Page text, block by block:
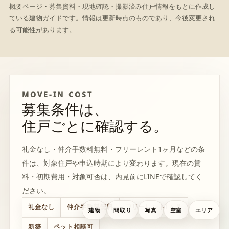
建物 間取り 写真 空室 エリア
概要ページ・募集資料・現地確認・撮影済み住戸情報をもとに作成し
ている建物ガイドです。情報は更新時点のものであり、今後変更され
る可能性があります。
MOVE-IN COST
募集条件は、
住戸ごとに確認する。
礼金なし・仲介手数料無料・フリーレント1ヶ月などの条
件は、対象住戸や申込時期により変わります。現在の賃
料・初期費用・対象可否は、内見前にLINEで確認してく
ださい。
礼金なし 仲介手数料無料 フリーレント1ヶ月
新築 ペット相談可